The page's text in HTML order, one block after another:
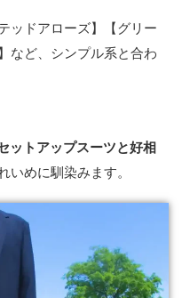
ッドアローズ】【グリー
など、シンプル系と合わ
ットアップスーツと好相
いめに馴染みます。